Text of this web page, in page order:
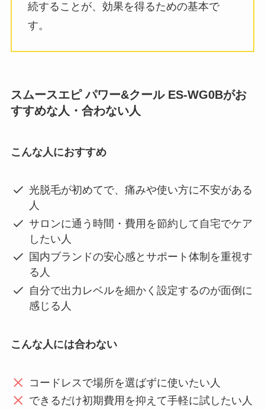
続することが、効果を得るための基本で
す。
スムースエピ パワー&クール ES-WG0Bがお
すすめな人・合わない人
こんな人におすすめ
光脱毛が初めてで、痛みや使い方に不安がある
人
サロンに通う時間・費用を節約して自宅でケア
したい人
国内ブランドの安心感とサポート体制を重視す
る人
自分で出力レベルを細かく設定するのが面倒に
感じる人
こんな人には合わない
コードレスで場所を選ばずに使いたい人
できるだけ初期費用を抑えて手軽に試したい人